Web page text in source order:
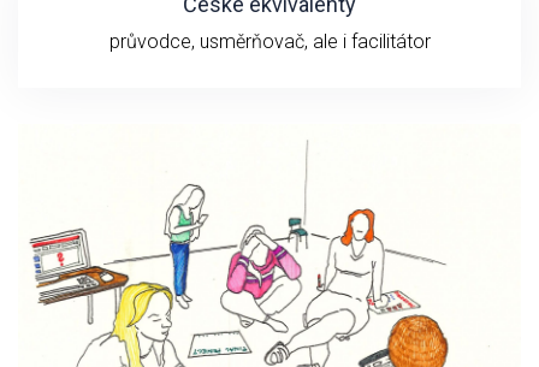
průvodce, usměrňovač, ale i facilitátor